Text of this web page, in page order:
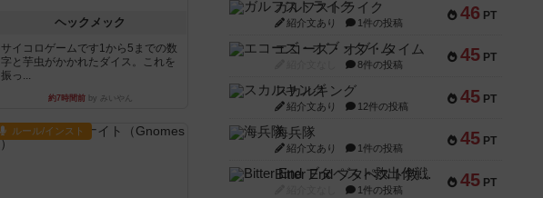
ヘックメック
サイコロゲームです1から5までの数
字と芋虫がかかれたダイス。これを
振っ...
約7時間前by みいやん
ルール/インスト
46 PT
ガルフストライク
紹介文あり 1件の投稿
45 PT
エコーズ・オブ・タイム
8件の投稿
45 PT
スカルキング
紹介文あり 12件の投稿
45 PT
海兵隊
紹介文あり 1件の投稿
45 PT
Bitter End ブタペスト救出作戦
1件の投稿